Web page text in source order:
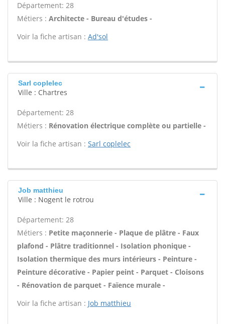
Département: 28
Métiers : Architecte - Bureau d'études -
Voir la fiche artisan : Ad'sol
Sarl coplelec
Ville : Chartres
Département: 28
Métiers : Rénovation électrique complète ou partielle -
Voir la fiche artisan : Sarl coplelec
Job matthieu
Ville : Nogent le rotrou
Département: 28
Métiers : Petite maçonnerie - Plaque de plâtre - Faux
plafond - Plâtre traditionnel - Isolation phonique -
Isolation thermique des murs intérieurs - Peinture -
Peinture décorative - Papier peint - Parquet - Cloisons
- Rénovation de parquet - Faïence murale -
Voir la fiche artisan : Job matthieu